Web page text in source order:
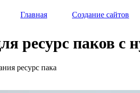
Главная Создание сайтов
ресурс паков с
ресурс пака